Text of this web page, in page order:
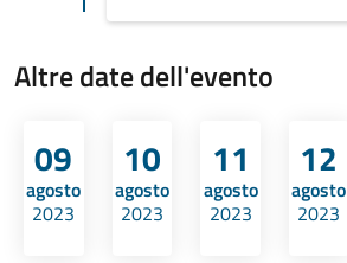
Altre date dell'evento
09
agosto
2023
10
agosto
2023
11
agosto
2023
12
agosto
2023